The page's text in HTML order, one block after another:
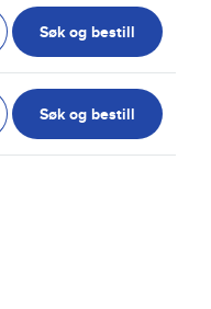
Søk og bestill
Søk og bestill